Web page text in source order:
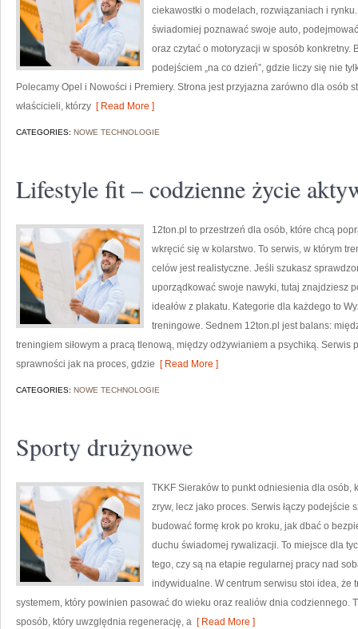
ciekawostki o modelach, rozwiązaniach i
świadomiej poznawać swoje auto,
oraz czytać o motoryzacji w sposób konkretny.
podejściem „na co dzień”, gdzie liczy się nie
Polecamy Opel i Nowości i Premiery. Strona jest przyjazna zarówno dla osób
właścicieli, którzy [ Read More ]
CATEGORIES: NOWE TECHNOLOGIE
Lifestyle fit – codzienne życie
12ton.pl to przestrzeń dla osób, które chcą
wkręcić się w kolarstwo. To serwis, w którym
celów jest realistyczne. Jeśli szukasz
uporządkować swoje nawyki, tutaj znajdziesz
ideałów z plakatu. Kategorie dla każdego to
treningowe. Sednem 12ton.pl jest balans:
treningiem siłowym a pracą tlenową, między odżywianiem a psychiką. Serwis
sprawności jak na proces, gdzie [ Read More ]
CATEGORIES: NOWE TECHNOLOGIE
Sporty drużynowe
TKKF Sieraków to punkt odniesienia dla
zryw, lecz jako proces. Serwis łączy
budować formę krok po kroku, jak dbać o
duchu świadomej rywalizacji. To miejsce dla
tego, czy są na etapie regularnej pracy nad
indywidualne. W centrum serwisu stoi idea, że
systemem, który powinien pasować do wieku oraz realiów dnia codziennego.
sposób, który uwzględnia regenerację, a [ Read More ]